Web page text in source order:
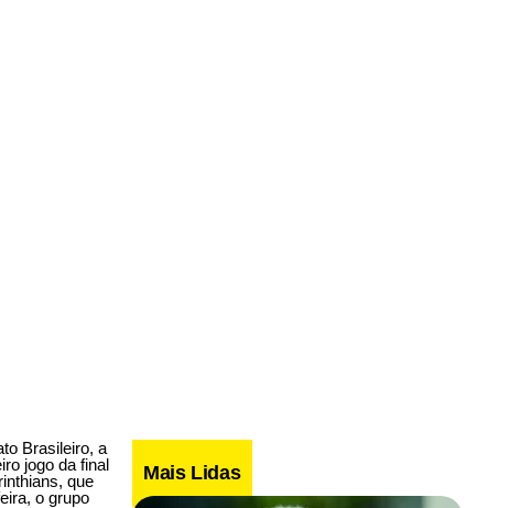
Brasileiro, a
jogo da final
que
o grupo
Mais Lidas